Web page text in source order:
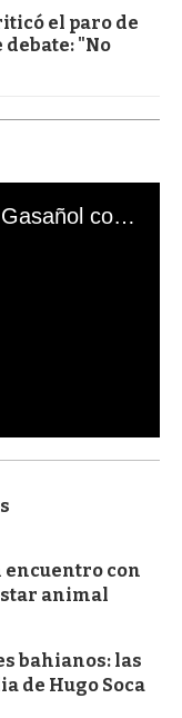
el paro de
"No
El mal momento de Yanina Gasañol con un hincha argentino en "Subrayado"
encuentro con
animal
bahianos: las
de Hugo Soca